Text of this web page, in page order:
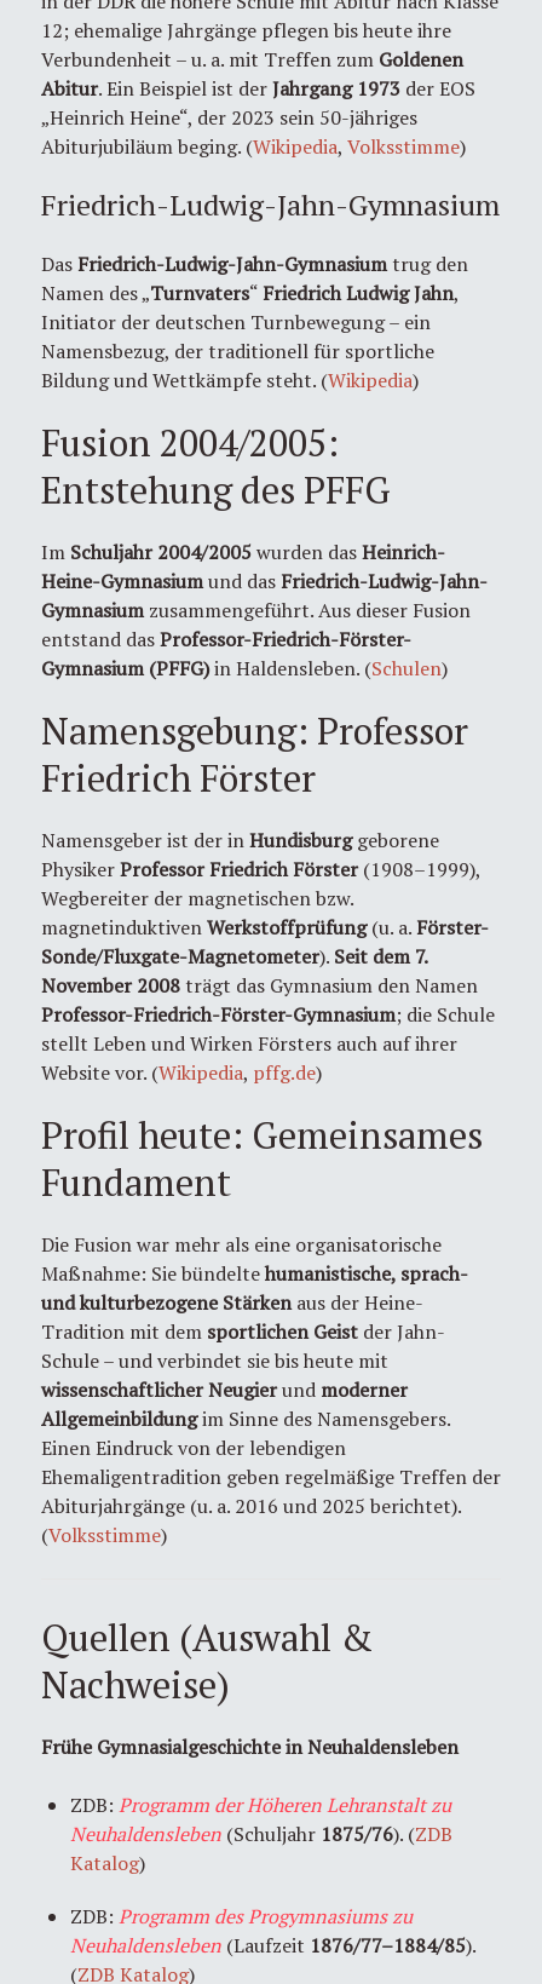
12; ehemalige Jahrgänge pflegen bis heute ihre
Verbundenheit – u. a. mit Treffen zum Goldenen
Abitur. Ein Beispiel ist derJahrgang 1973 der EOS
„Heinrich Heine“, der 2023 sein 50-jähriges
Abiturjubiläum beging. (Wikipedia, Volksstimme)
Friedrich-Ludwig-Jahn-Gymnasium
DasFriedrich-Ludwig-Jahn-Gymnasiumtrug den
Namen des „Turnvaters“Friedrich Ludwig Jahn,
Initiator der deutschen Turnbewegung – ein
Namensbezug, der traditionell für sportliche
Bildung und Wettkämpfe steht. (Wikipedia)
Fusion 2004/2005:
Entstehung des PFFG
Im Schuljahr 2004/2005wurden dasHeinrich-
Heine-Gymnasiumund dasFriedrich-Ludwig-Jahn-
Gymnasiumzusammengeführt. Aus dieser Fusion
entstand dasProfessor-Friedrich-Förster-
Gymnasium (PFFG)in Haldensleben. (Schulen)
Namensgebung: Professor
Friedrich Förster
Namensgeber ist der inHundisburggeborene
PhysikerProfessor Friedrich Förster(1908–1999),
Wegbereiter der magnetischen bzw.
magnetinduktivenWerkstoffprüfung(u. a.Förster-
Sonde/Fluxgate-Magnetometer). Seit dem 7.
November 2008trägt das Gymnasium den Namen
Professor-Friedrich-Förster-Gymnasium; die Schule
stellt Leben und Wirken Försters auch auf ihrer
Website vor. (Wikipedia, pffg.de)
Profil heute: Gemeinsames
Fundament
Die Fusion war mehr als eine organisatorische
Maßnahme: Sie bündeltehumanistische, sprach-
und kulturbezogene Stärkenaus der Heine-
Tradition mit dem sportlichen Geist der Jahn-
Schule – und verbindet sie bis heute mit
wissenschaftlicher Neugierund moderner
Allgemeinbildungim Sinne des Namensgebers.
Einen Eindruck von der lebendigen
Ehemaligentradition geben regelmäßige Treffen der
Abiturjahrgänge (u. a. 2016 und 2025 berichtet).
(Volksstimme)
Quellen (Auswahl &
Nachweise)
Frühe Gymnasialgeschichte in Neuhaldensleben
ZDB: Programm der Höheren Lehranstalt zu
Neuhaldensleben (Schuljahr 1875/76). (ZDB
Katalog)
ZDB: Programm des Progymnasiums zu
Neuhaldensleben (Laufzeit 1876/77–1884/85).
(ZDB Katalog)